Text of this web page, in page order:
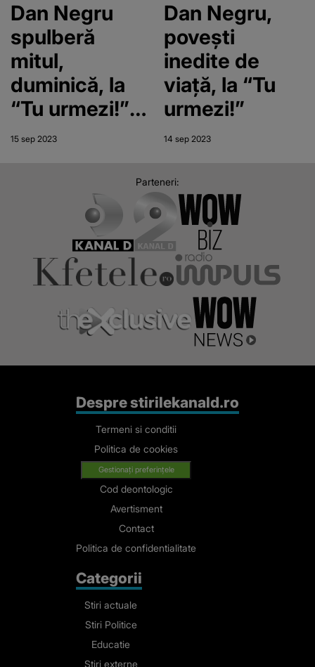
Dan Negru
spulberă
mitul,
duminică, la
“Tu urmezi!”
“Am rămas la
15 sep 2023
Dan Negru,
povești
inedite de
viață, la “Tu
urmezi!”
14 sep 2023
Parteneri:
Despre stirilekanald.ro
Termeni si conditii
Politica de cookies
Gestionați preferințele
Cod deontologic
Avertisment
Contact
Politica de confidentialitate
Categorii
Stiri actuale
Stiri Politice
Educatie
Stiri externe